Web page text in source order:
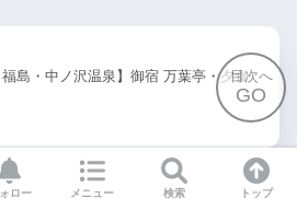
目次へ
GO
福島・中ノ沢温泉】御宿 万葉亭・夕食
次の記事
ロー メニュー 検索 トップ